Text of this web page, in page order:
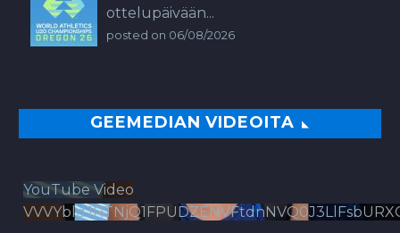
ottelupäivään...
posted on 06/08/2026
GEEMEDIAN VIDEOITA
YouTube Video